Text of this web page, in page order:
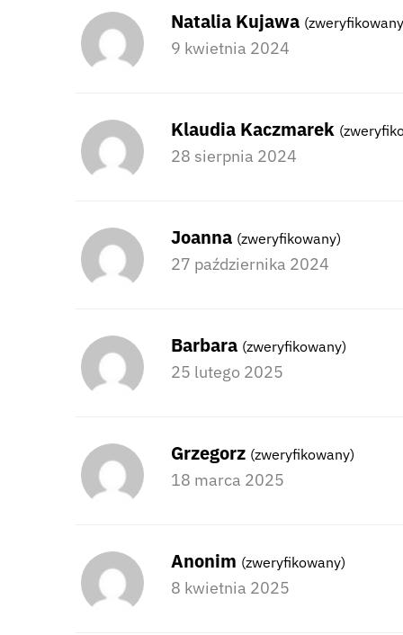
Natalia Kujawa
9 kwietnia 2024
Klaudia Kaczmarek
28 sierpnia 2024
Joanna (zweryfikowany)
27 października 2024
Barbara (zweryfikowany)
25 lutego 2025
Grzegorz (zweryfikowany)
18 marca 2025
Anonim (zweryfikowany)
8 kwietnia 2025